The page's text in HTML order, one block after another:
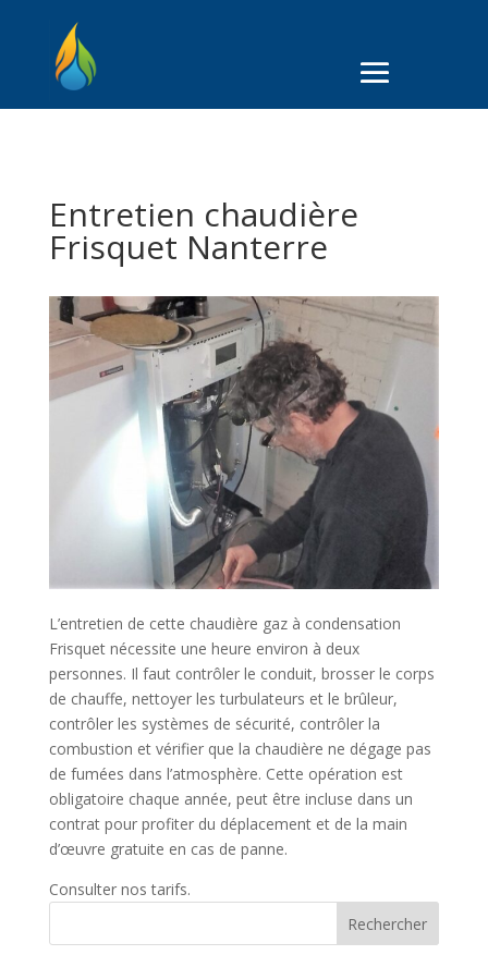
Entretien chaudière
Frisquet Nanterre
L’entretien de cette chaudière gaz à condensation
Frisquet nécessite une heure environ à deux
personnes. Il faut contrôler le conduit, brosser le corps
de chauffe, nettoyer les turbulateurs et le brûleur,
contrôler les systèmes de sécurité, contrôler la
combustion et vérifier que la chaudière ne dégage pas
de fumées dans l’atmosphère. Cette opération est
obligatoire chaque année, peut être incluse dans un
contrat pour profiter du déplacement et de la main
d’œuvre gratuite en cas de panne.
Consulter nos tarifs.
Rechercher